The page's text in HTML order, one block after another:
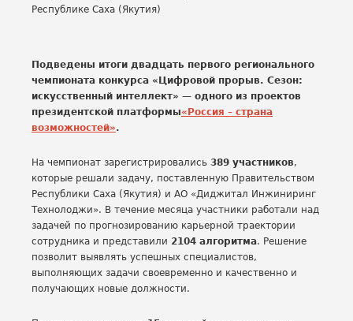
Подведены итоги двадцать первого регионального
чемпионата конкурса «Цифровой прорыв. Сезон:
искусственный интеллект» — одного из проектов
президентской платформы«Россия – страна
возможностей».
На чемпионат зарегистрировались 389 участников,
которые решали задачу, поставленную Правительством
Республики Саха (Якутия) и АО «Диджитал Инжиниринг
Технолоджи». В течение месяца участники работали над
задачей по прогнозированию карьерной траектории
сотрудника и представили 2104 алгоритма. Решение
позволит выявлять успешных специалистов,
выполняющих задачи своевременно и качественно и
получающих новые должности.